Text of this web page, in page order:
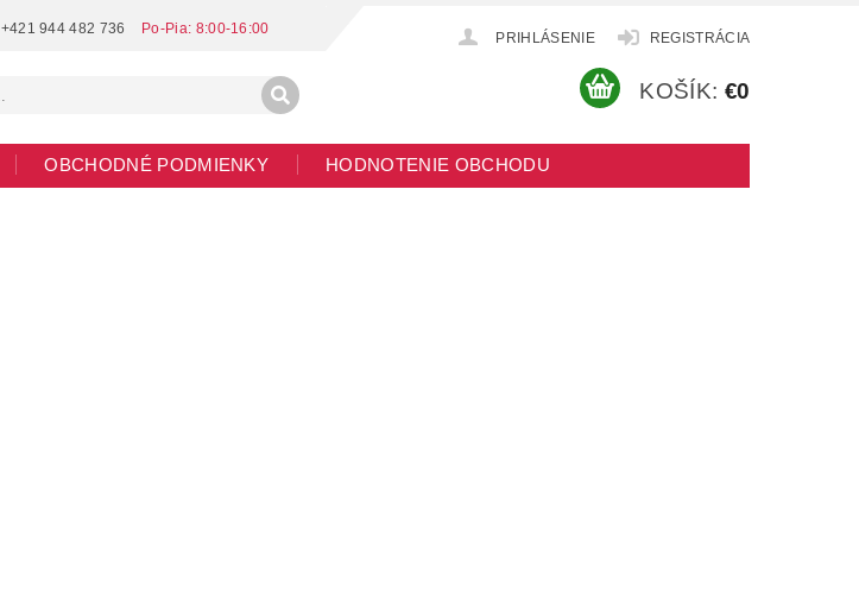
+421 944 482 736
PRIHLÁSENIE REGISTRÁCIA
KOŠÍK: €0
OBCHODNÉ PODMIENKY HODNOTENIE OBCHODU